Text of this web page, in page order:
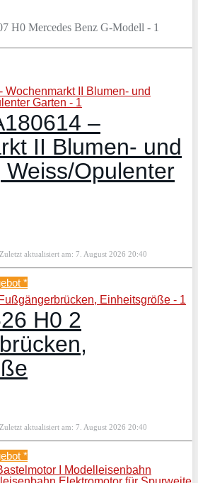
–
II Blumen- und
Weiss/Opulenter
Zuletzt aktualisiert am: 7. August 2026 20:40
*
H0 2
Zuletzt aktualisiert am: 7. August 2026 20:40
*